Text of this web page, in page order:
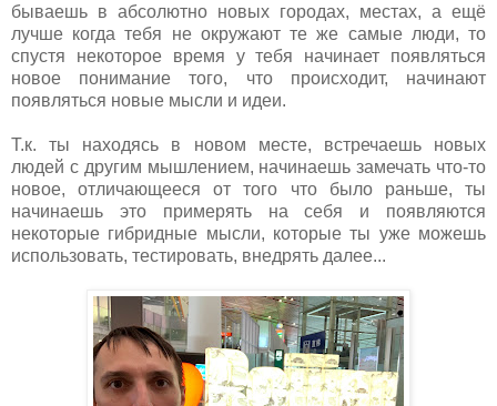
бываешь в абсолютно новых городах, местах, а ещё
лучше когда тебя не окружают те же самые люди, то
спустя некоторое время у тебя начинает появляться
новое понимание того, что происходит, начинают
появляться новые мысли и идеи.
Т.к. ты находясь в новом месте, встречаешь новых
людей с другим мышлением, начинаешь замечать что-то
новое, отличающееся от того что было раньше, ты
начинаешь это примерять на себя и появляются
некоторые гибридные мысли, которые ты уже можешь
использовать, тестировать, внедрять далее...